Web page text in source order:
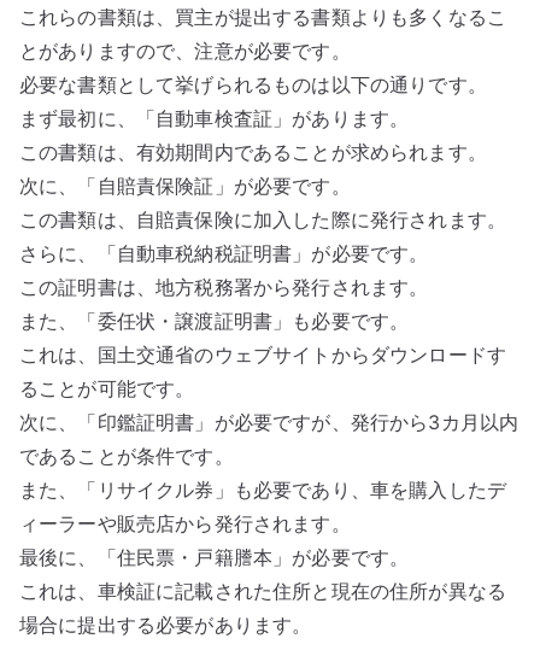
これらの書類は、買主が提出する書類よりも多くなるこ
とがありますので、注意が必要です。
必要な書類として挙げられるものは以下の通りです。
まず最初に、「自動車検査証」があります。
この書類は、有効期間内であることが求められます。
次に、「自賠責保険証」が必要です。
この書類は、自賠責保険に加入した際に発行されます。
さらに、「自動車税納税証明書」が必要です。
この証明書は、地方税務署から発行されます。
また、「委任状・譲渡証明書」も必要です。
これは、国土交通省のウェブサイトからダウンロードす
ることが可能です。
次に、「印鑑証明書」が必要ですが、発行から3カ月以内
であることが条件です。
また、「リサイクル券」も必要であり、車を購入したデ
ィーラーや販売店から発行されます。
最後に、「住民票・戸籍謄本」が必要です。
これは、車検証に記載された住所と現在の住所が異なる
場合に提出する必要があります。